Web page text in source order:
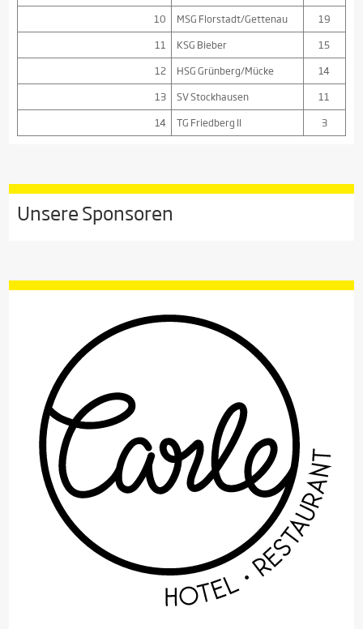
10
MSG Florstadt/Gettenau
19
11
KSG Bieber
15
12
HSG Grünberg/Mücke
14
13
SV Stockhausen
11
14
TG Friedberg II 3
Unsere Sponsoren